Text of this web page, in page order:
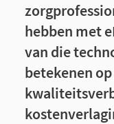
hebben met
van die
betekenen